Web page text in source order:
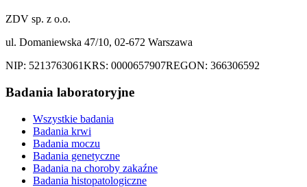
ZDV sp. z o.o.
ul. Domaniewska 47/10, 02-672 Warszawa
NIP: 5213763061KRS: 0000657907REGON: 366306592
Badania laboratoryjne
Wszystkie badania
Badania krwi
Badania moczu
Badania genetyczne
Badania na choroby zakaźne
Badania histopatologiczne